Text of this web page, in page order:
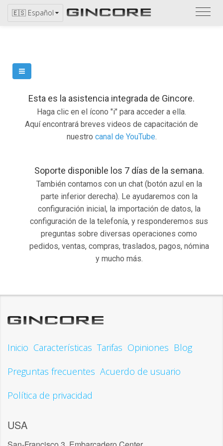
🇪🇸 Español
Esta es la asistencia integrada de Gincore.
Haga clic en el ícono "i" para acceder a ella.
Aquí encontrará breves videos de capacitación de
nuestro canal de YouTube.
Soporte disponible los 7 días de la semana.
También contamos con un chat (botón azul en la
parte inferior derecha). Le ayudaremos con la
configuración inicial, la importación de datos, la
configuración de la telefonía, y responderemos sus
preguntas sobre diversas operaciones como
pedidos, ventas, compras, traslados, pagos, nómina
y mucho más.
Inicio Características Tarifas Opiniones Blog
Preguntas frecuentes Acuerdo de usuario
Política de privacidad
USA